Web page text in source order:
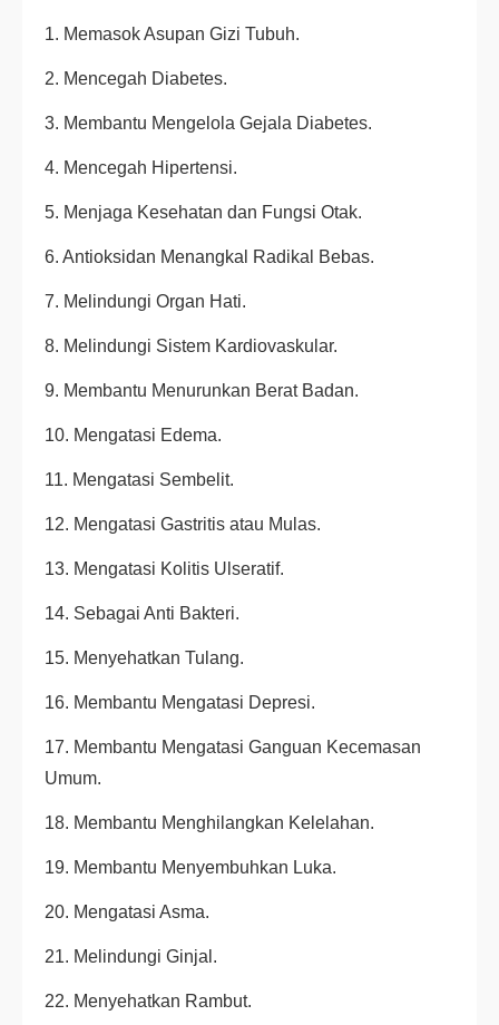
1. Memasok Asupan Gizi Tubuh.
2. Mencegah Diabetes.
3. Membantu Mengelola Gejala Diabetes.
4. Mencegah Hipertensi.
5. Menjaga Kesehatan dan Fungsi Otak.
6. Antioksidan Menangkal Radikal Bebas.
7. Melindungi Organ Hati.
8. Melindungi Sistem Kardiovaskular.
9. Membantu Menurunkan Berat Badan.
10. Mengatasi Edema.
11. Mengatasi Sembelit.
12. Mengatasi Gastritis atau Mulas.
13. Mengatasi Kolitis Ulseratif.
14. Sebagai Anti Bakteri.
15. Menyehatkan Tulang.
16. Membantu Mengatasi Depresi.
17. Membantu Mengatasi Ganguan Kecemasan
Umum.
18. Membantu Menghilangkan Kelelahan.
19. Membantu Menyembuhkan Luka.
20. Mengatasi Asma.
21. Melindungi Ginjal.
22. Menyehatkan Rambut.